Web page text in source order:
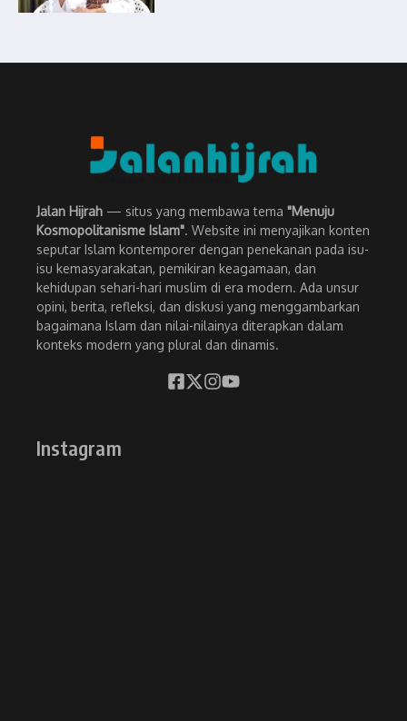
Jalan Hijrah — situs yang membawa tema "Menuju
Kosmopolitanisme Islam". Website ini menyajikan konten
seputar Islam kontemporer dengan penekanan pada isu-
isu kemasyarakatan, pemikiran keagamaan, dan
kehidupan sehari-hari muslim di era modern. Ada unsur
opini, berita, refleksi, dan diskusi yang menggambarkan
bagaimana Islam dan nilai-nilainya diterapkan dalam
konteks modern yang plural dan dinamis.
Instagram